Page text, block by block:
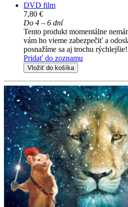
DVD film
7,80 €
Do 4 – 6 dní
Tento produkt momentálne
vám ho vieme zabezpečiť a
posnažíme sa aj trochu rýchlejšie!
Pridať do zoznamu
Vložiť do košíka